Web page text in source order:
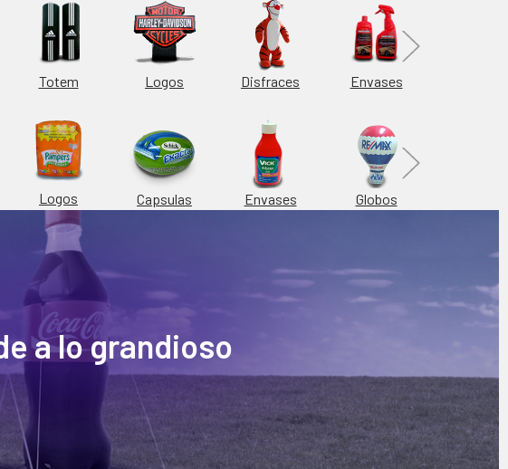
Totem Logos Disfraces Envases
Logos Capsulas Envases Globos
a lo grandioso